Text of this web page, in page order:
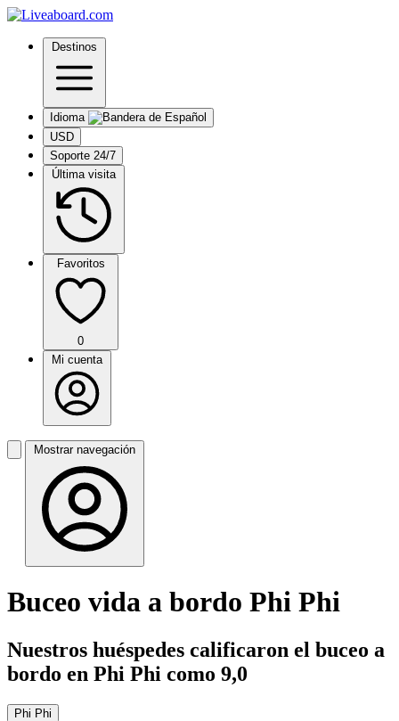
Destinos
Idioma
USD
Soporte 24/7
Última visita
Favoritos
0
Mi cuenta
Mostrar navegación
Buceo vida a bordo Phi Phi
Nuestros huéspedes calificaron el buceo a
bordo en Phi Phi como 9,0
Phi Phi